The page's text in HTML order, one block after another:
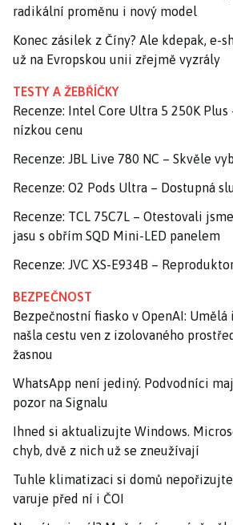
radikální proměnu i nový model
Konec zásilek z Číny? Ale kdepak, e-
už na Evropskou unii zřejmě vyzrály
TESTY A ŽEBŘÍČKY
Recenze: Intel Core Ultra 5 250K Plus
nízkou cenu
Recenze: JBL Live 780 NC – Skvěle
Recenze: O2 Pods Ultra – Dostupná
Recenze: TCL 75C7L – Otestovali
jasu s obřím SQD Mini-LED panelem
Recenze: JVC XS-E934B –
BEZPEČNOST
Bezpečnostní fiasko v OpenAI:
našla cestu ven z izolovaného
žasnou
WhatsApp není jediný. Podvodníci
pozor na Signalu
Ihned si aktualizujte Windows.
chyb, dvě z nich už se zneužívají
Tuhle klimatizaci si domů
varuje před ní i ČOI